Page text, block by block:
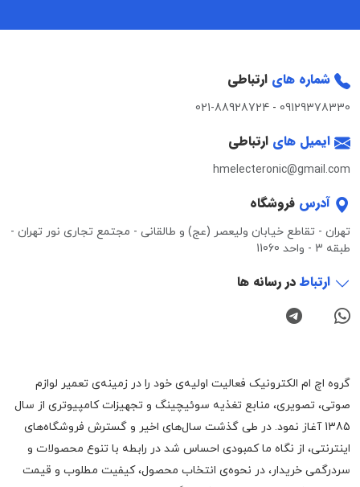
شماره های ارتباطی
09129378330
-
021-88928724
ایمیل های ارتباطی
hmelecteronic@gmail.com
آدرس فروشگاه
تهران - تقاطع خیابان ولیعصر (عج) و طالقانی - مجتمع تجاری نور تهران -
طبقه 3 - واحد 11060
ارتباطدر رسانه ها
گروه اچ ام الکترونیک فعالیت اولیه‌ی خود را در زمینه‌‌ی تعمیر لوازم
صوتی، تصویری، منابع تغذیه سوئیچینگ و تجهیزات کامپیوتری از سال
1385 آغاز نمود. در طی گذشت سال‌های اخیر و گسترش فروشگاه‌های
اینترنتی، از نگاه ما کمبودی احساس شد در رابطه با تنوع محصولات و
سردرگمی خریدار، در نحوه‌ی انتخاب محصول، کیفیت مطلوب و قیمت